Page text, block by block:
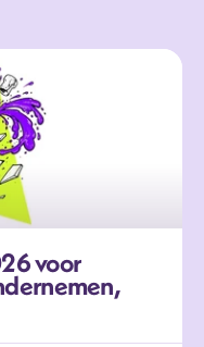
voor